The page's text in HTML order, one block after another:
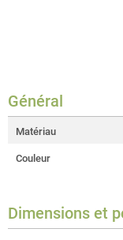
Général
Matériau
Couleur
Dimensions et